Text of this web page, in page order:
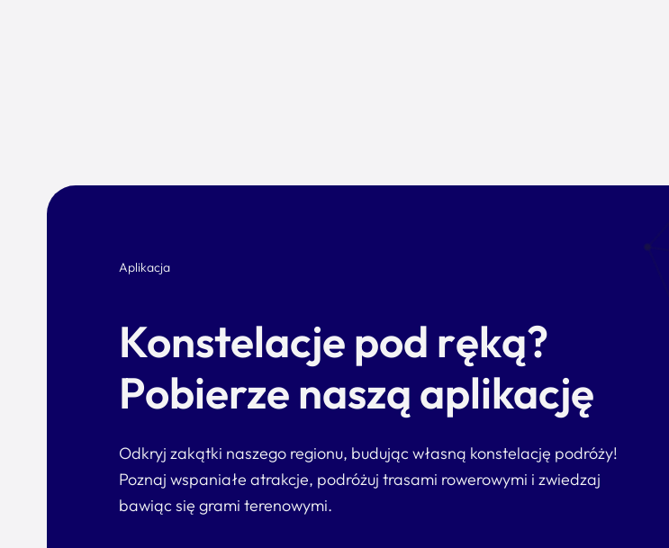
Aplikacja
Konstelacje pod ręką?
Pobierze naszą aplikację
Odkryj zakątki naszego regionu, budując własną konstelację podróży!
Poznaj wspaniałe atrakcje, podróżuj trasami rowerowymi i zwiedzaj
bawiąc się grami terenowymi.